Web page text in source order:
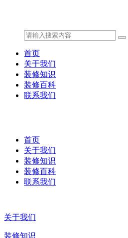
首页
关于我们
装修知识
装修百科
联系我们
首页
关于我们
装修知识
装修百科
联系我们
关于我们
装修知识